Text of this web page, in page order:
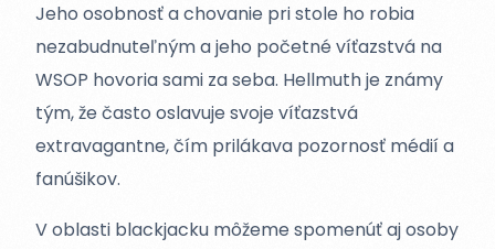
Jeho osobnosť a chovanie pri stole ho robia
nezabudnuteľným a jeho početné víťazstvá na
WSOP hovoria sami za seba. Hellmuth je známy
tým, že často oslavuje svoje víťazstvá
extravagantne, čím prilákava pozornosť médií a
fanúšikov.
V oblasti blackjacku môžeme spomenúť aj osoby